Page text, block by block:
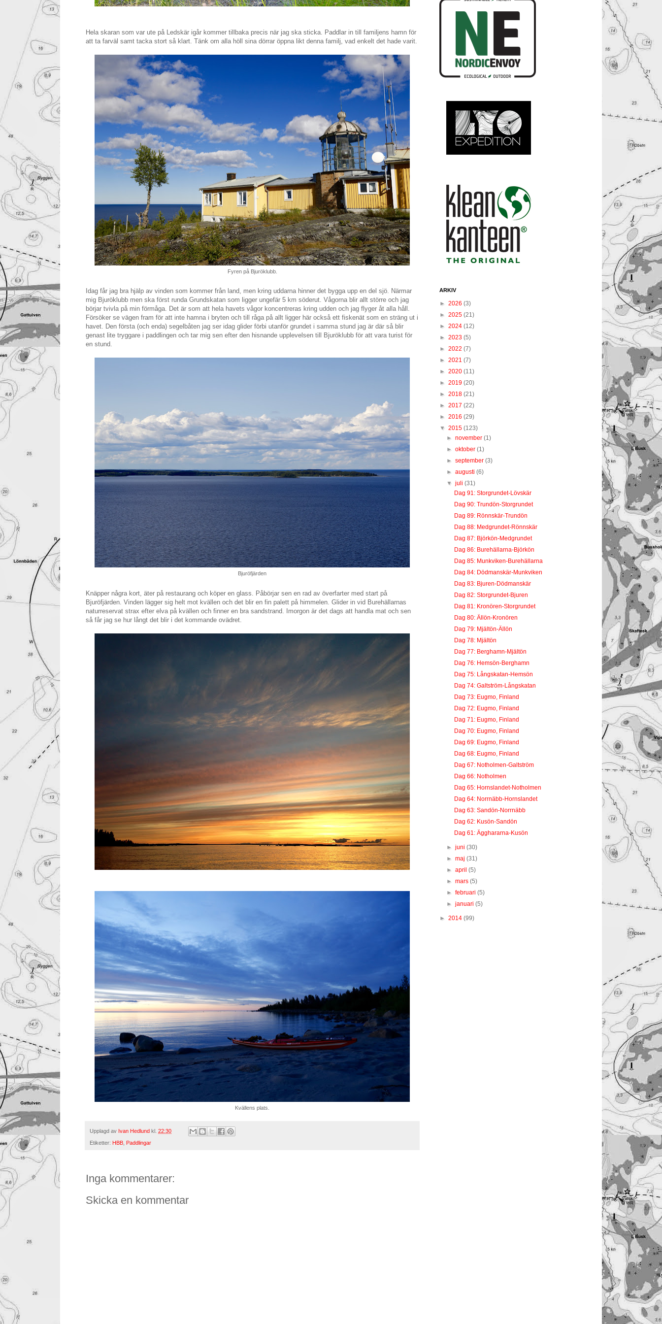
Hela skaran som var ute på Ledskär igår kommer tillbaka precis när jag ska sticka. Paddlar in till familjens hamn för
att ta farväl samt tacka stort så klart. Tänk om alla höll sina dörrar öppna likt denna familj, vad enkelt det hade varit.
Fyren på Bjuröklubb.
Idag får jag bra hjälp av vinden som kommer från land, men kring uddarna hinner det bygga upp en del sjö. Närmar
mig Bjuröklubb men ska först runda Grundskatan som ligger ungefär 5 km söderut. Vågorna blir allt större och jag
börjar tvivla på min förmåga. Det är som att hela havets vågor koncentreras kring udden och jag flyger åt alla håll.
Försöker se vägen fram för att inte hamna i bryten och till råga på allt ligger här också ett fiskenät som en sträng ut i
havet. Den första (och enda) segelbåten jag ser idag glider förbi utanför grundet i samma stund jag är där så blir
genast lite tryggare i paddlingen och tar mig sen efter den hisnande upplevelsen till Bjuröklubb för att vara turist för
en stund.
Bjuröfjärden
Knäpper några kort, äter på restaurang och köper en glass. Påbörjar sen en rad av överfarter med start på
Bjuröfjärden. Vinden lägger sig helt mot kvällen och det blir en fin palett på himmelen. Glider in vid Burehällarnas
naturreservat strax efter elva på kvällen och finner en bra sandstrand. Imorgon är det dags att handla mat och sen
så får jag se hur långt det blir i det kommande ovädret.
Kvällens plats.
Upplagd av Ivan Hedlund kl. 22:30
Etiketter: HBB Paddlingar
Inga kommentarer:
Skicka en kommentar
ARKIV
► 2026 (3)
► 2025 (21)
► 2024 (12)
► 2023 (5)
► 2022 (7)
► 2021 (7)
► 2020 (11)
► 2019 (20)
► 2018 (21)
► 2017 (22)
► 2016 (29)
▼ 2015 (123)
►november(1)
►oktober(1)
►september(3)
►augusti(6)
▼juli(31)
Dag 91: Storgrundet-Lövskär
Dag 90: Trundön-Storgrundet
Dag 89: Rönnskär-Trundön
Dag 88: Medgrundet-Rönnskär
Dag 87: Björkön-Medgrundet
Dag 86: Burehällarna-Björkön
Dag 85: Munkviken-Burehällarna
Dag 84: Dödmanskär-Munkviken
Dag 83: Bjuren-Dödmanskär
Dag 82: Storgrundet-Bjuren
Dag 81: Kronören-Storgrundet
Dag 80: Ällön-Kronören
Dag 79: Mjältön-Ällön
Dag 78: Mjältön
Dag 77: Berghamn-Mjältön
Dag 76: Hemsön-Berghamn
Dag 75: Långskatan-Hemsön
Dag 74: Galtström-Långskatan
Dag 73: Eugmo, Finland
Dag 72: Eugmo, Finland
Dag 71: Eugmo, Finland
Dag 70: Eugmo, Finland
Dag 69: Eugmo, Finland
Dag 68: Eugmo, Finland
Dag 67: Notholmen-Galtström
Dag 66: Notholmen
Dag 65: Hornslandet-Notholmen
Dag 64: Norrnäbb-Hornslandet
Dag 63: Sandön-Norrnäbb
Dag 62: Kusön-Sandön
Dag 61: Ägghararna-Kusön
►juni(30)
►maj(31)
►april(5)
►mars(5)
►februari(5)
►januari(5)
► 2014 (99)